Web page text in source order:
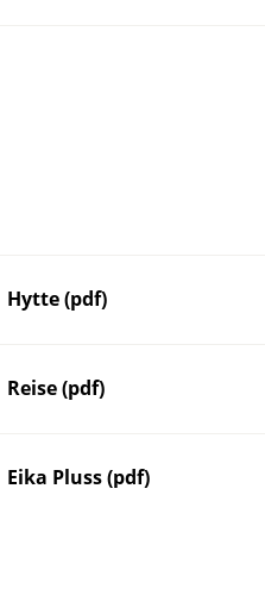
Hytte (pdf)
Reise (pdf)
Eika Pluss (pdf)